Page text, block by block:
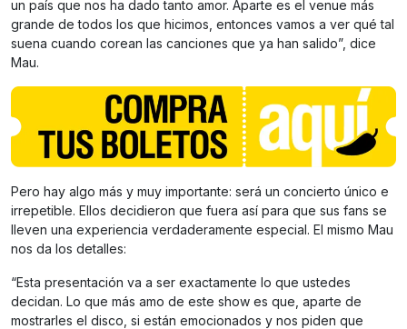
un país que nos ha dado tanto amor. Aparte es el venue más
grande de todos los que hicimos, entonces vamos a ver qué tal
suena cuando corean las canciones que ya han salido”, dice
Mau.
Pero hay algo más y muy importante: será un concierto único e
irrepetible. Ellos decidieron que fuera así para que sus fans se
lleven una experiencia verdaderamente especial. El mismo Mau
nos da los detalles:
“Esta presentación va a ser exactamente lo que ustedes
decidan. Lo que más amo de este show es que, aparte de
mostrarles el disco, si están emocionados y nos piden que